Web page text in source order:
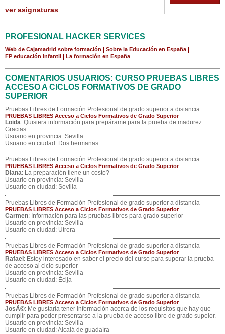
ver asignaturas
PROFESIONAL HACKER SERVICES
Web de Cajamadrid sobre formación Sobre la Educación en España
FP educación infantil La formación en España
COMENTARIOS USUARIOS: CURSO PRUEBAS LIBRES
ACCESO A CICLOS FORMATIVOS DE GRADO
SUPERIOR
Pruebas Libres de Formación Profesional de grado superior a distancia
PRUEBAS LIBRES Acceso a Ciclos Formativos de Grado Superior
Loida: Quisiera información para prepárame para la prueba de madurez.
Gracias
Usuario en provincia: Sevilla
Usuario en ciudad: Dos hermanas
Pruebas Libres de Formación Profesional de grado superior a distancia
PRUEBAS LIBRES Acceso a Ciclos Formativos de Grado Superior
Diana: La preparación tiene un costo?
Usuario en provincia: Sevilla
Usuario en ciudad: Sevilla
Pruebas Libres de Formación Profesional de grado superior a distancia
PRUEBAS LIBRES Acceso a Ciclos Formativos de Grado Superior
Carmen: Información para las pruebas libres para grado superior
Usuario en provincia: Sevilla
Usuario en ciudad: Utrera
Pruebas Libres de Formación Profesional de grado superior a distancia
PRUEBAS LIBRES Acceso a Ciclos Formativos de Grado Superior
Rafael : Estoy interesado en saber el precio del curso para superar la prueba
de acceso al ciclo superior
Usuario en provincia: Sevilla
Usuario en ciudad: Écija
Pruebas Libres de Formación Profesional de grado superior a distancia
PRUEBAS LIBRES Acceso a Ciclos Formativos de Grado Superior
JosÃ©: Me gustaría tener información acerca de los requisitos que hay que
cumplir para poder presentarse a la prueba de acceso libre de grado supeior.
Usuario en provincia: Sevilla
Usuario en ciudad: Alcalá de guadaíra